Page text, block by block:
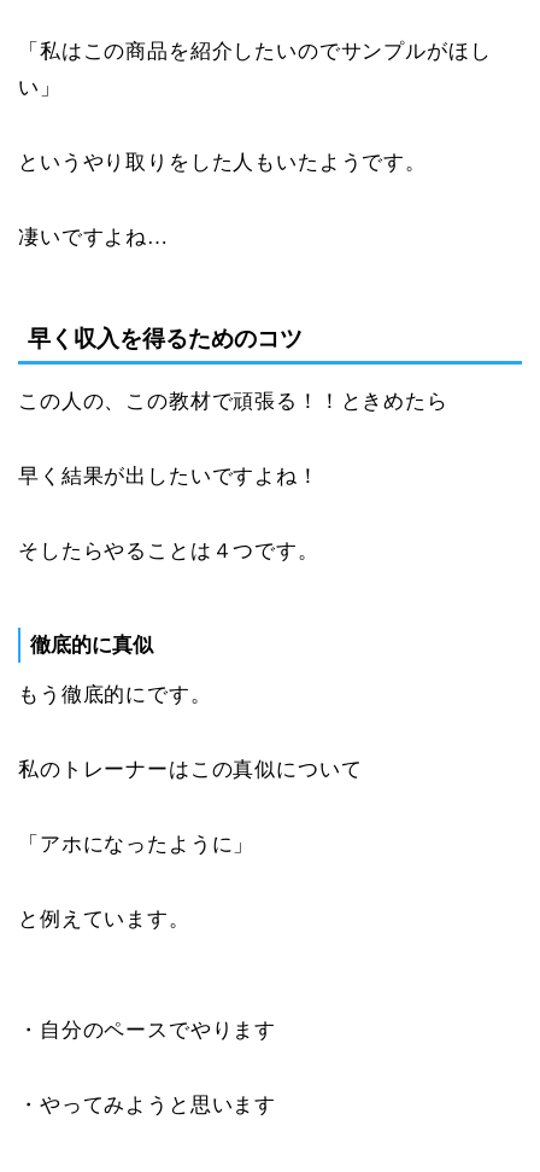
「私はこの商品を紹介したいのでサンプルがほし
い」
というやり取りをした人もいたようです。
凄いですよね…
早く収入を得るためのコツ
この人の、この教材で頑張る！！ときめたら
早く結果が出したいですよね！
そしたらやることは４つです。
徹底的に真似
もう徹底的にです。
私のトレーナーはこの真似について
「アホになったように」
と例えています。
・自分のペースでやります
・やってみようと思います